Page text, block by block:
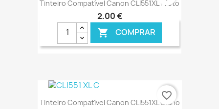
Tinteiro Compatível Canon CLI551XL Preto
2,00 €
 COMPRAR
€ ONLINE
Tinteiro Compatível Canon CLI551XL Ciano
favorite_border